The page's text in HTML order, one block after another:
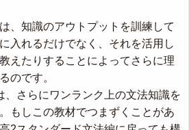
、知識のアウトプットを訓練して
入れるだけでなく、それを活用し
えたりすることによってさらに理
のです。
、さらにワンランク上の文法知識を
もしこの教材でつまずくことがあ